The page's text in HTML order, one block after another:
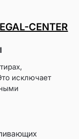
CENTER
исключает